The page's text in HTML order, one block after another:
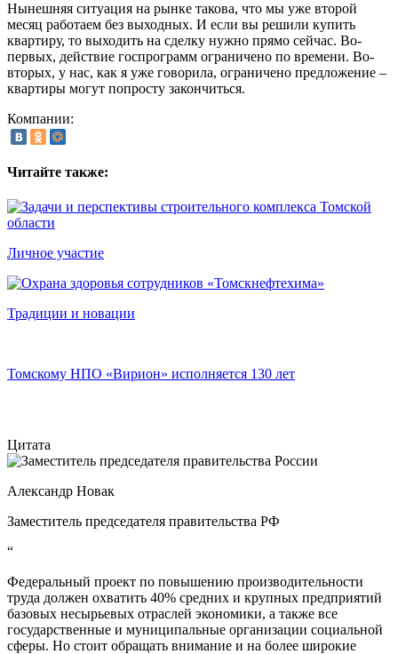
Нынешняя ситуация на рынке такова, что мы уже второй
месяц работаем без выходных. И если вы решили купить
квартиру, то выходить на сделку нужно прямо сейчас. Во-
первых, действие госпрограмм ограничено по времени. Во-
вторых, у нас, как я уже говорила, ограничено предложение –
квартиры могут попросту закончиться.
Компании:
Читайте также:
Личное участие
Традиции и новации
Томскому НПО «Вирион» исполняется 130 лет
Цитата
Александр Новак
Заместитель председателя правительства РФ
“
Федеральный проект по повышению производительности
труда должен охватить 40% средних и крупных предприятий
базовых несырьевых отраслей экономики, а также все
государственные и муниципальные организации социальной
сферы. Но стоит обращать внимание и на более широкие